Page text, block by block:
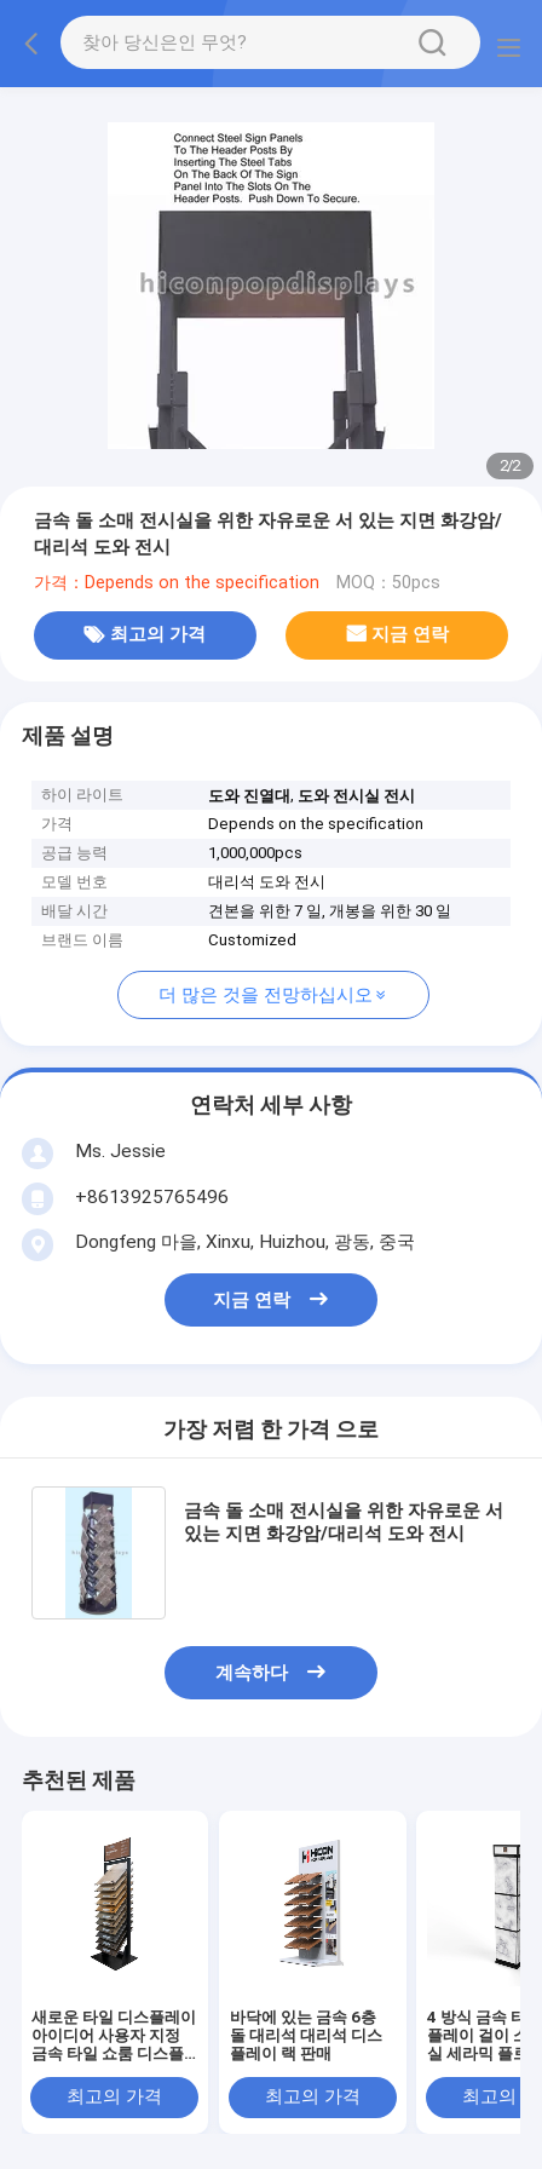
2/2
금속 돌 소매 전시실을 위한 자유로운 서 있는 지면 화강암/
대리석 도와 전시
가격：Depends on the specification MOQ：50pcs
최고의 가격 지금 연락
제품 설명
하이 라이트 도와 진열대, 도와 전시실 전시
가격
Depends on the specification
공급 능력
1,000,000pcs
모델 번호
대리석 도와 전시
배달 시간
견본을 위한 7 일, 개봉을 위한 30 일
브랜드 이름
Customized
더 많은 것을 전망하십시오
연락처 세부 사항
Ms. Jessie
+8613925765496
Dongfeng 마을, Xinxu, Huizhou, 광동, 중국
지금 연락
가장 저렴 한 가격 으로
금속 돌 소매 전시실을 위한 자유로운 서
있는 지면 화강암/대리석 도와 전시
계속하다
추천된 제품
새로운 타일 디스플레이
아이디어 사용자 지정
금속 타일 쇼룸 디스플
최고의 가격
바닥에 있는 금속 6층
돌 대리석 대리석 디스
플레이 랙 판매
최고의 가격
4 방식 금속 타
플레이 걸이 소
실 세라믹 플로
최고의